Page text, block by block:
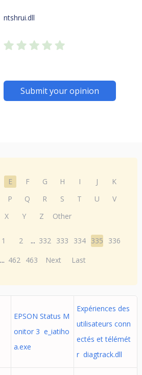
ntshrui.dll
Submit your opinion
E F G H I J
K
P Q R S T U
V
X Y Z Other
1 2 ... 332 333 334 335
336
... 462 463 Next Last
EPSON Status M
onitor 3 e_iatiho
a.exe
Expériences des
utilisateurs conn
ectés et télémét
r diagtrack.dll